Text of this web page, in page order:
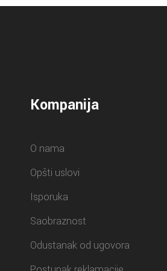
Kompanija
O nama
Opšti uslovi
Isporuka
Saobraznost
Odustanak od ugovora